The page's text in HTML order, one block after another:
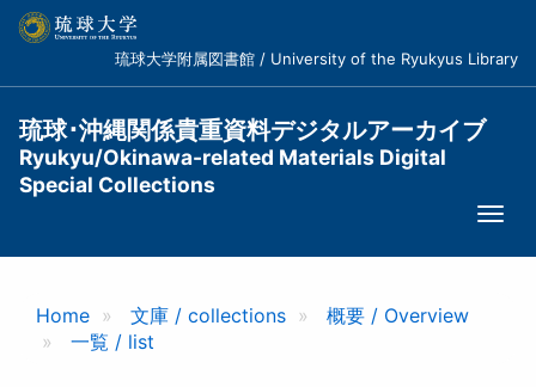
コ
琉球大学附属図書館 / University of the Ryukyus Library
琉球･沖縄関係貴重資料デジタルアーカイブ
Ryukyu/Okinawa-related Materials Digital
Special Collections
Home 文庫 / collections
概要 / Overview
一覧 / list